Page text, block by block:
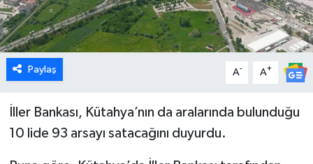
Paylaş A- A+
İller Bankası, Kütahya’nın da aralarında bulunduğu
10 lide 93 arsayı satacağını duyurdu.
Foto Galeri
Gediz
Genel
Gündem